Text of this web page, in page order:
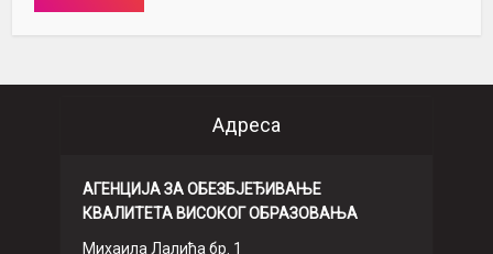
Адреса
АГЕНЦИЈА ЗА ОБЕЗБЈЕЂИВАЊЕ
КВАЛИТЕТА ВИСОКОГ ОБРАЗОВАЊА
Михаила Лалића бр. 1